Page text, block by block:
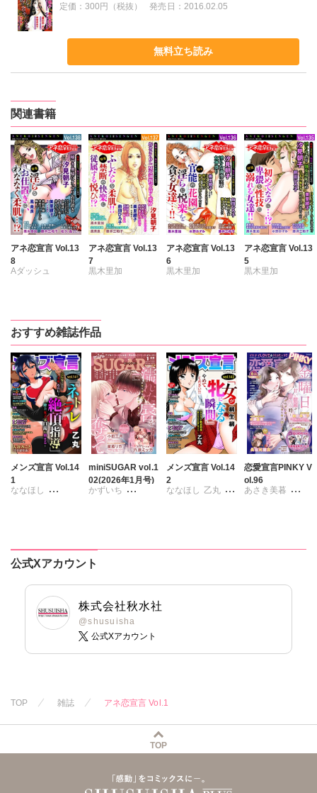
定価：300円（税抜） 発売日： 2016.02.05
無料立ち読み
関連書籍
アネ恋宣言 Vol.13
8
Aダッシュ
中村晴子
藤井三和子
美里繚子 鳳青良
愛かほる
アネ恋宣言 Vol.13
7
黒木里加
中村晴子
藤井三和子
美里繚子 鳳青良
愛かほる
アネ恋宣言 Vol.13
6
黒木里加
藤井三和子
美里繚子
愛かほる
アネ恋宣言 Vol.13
5
黒木里加
藤井三和子
美里繚子
愛かほる
おすすめ雑誌作品
メンズ宣言 Vol.14
1
ななほし
雪景
岬ゆきひろ
葉月かずお
みた森たつや
大谷みこと
miniSUGAR vol.1
02(2026年1月号)
かずいち
桐嶋ショウコ
小田三月
星脇リカ
清水沙斗子
海月うる子
さくら蒼
小出ちゃこ
メンズ宣言 Vol.14
2
ななほし 乙丸
みた森たつや
恋愛宣言PINKY V
ol.96
あさき美暮
水瀬友美
長谷河樹衣
公式Xアカウント
株式会社秋水社
@shusuisha
公式Xアカウント
TOP 雑誌 アネ恋宣言 Vol.1
TOP